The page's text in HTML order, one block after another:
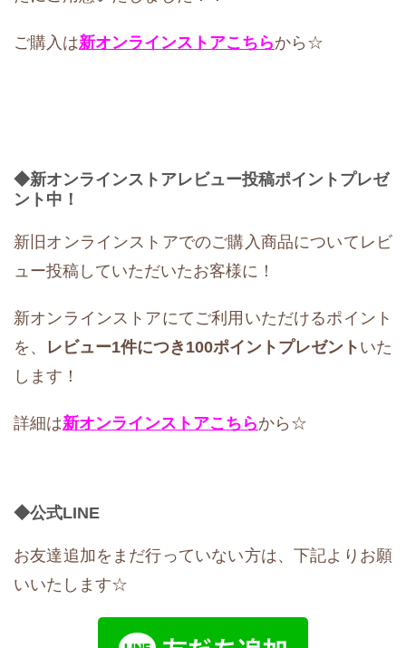
ご購入は新オンラインストアこちらから☆
◆新オンラインストアレビュー投稿ポイントプレゼ
ント中！
新旧オンラインストアでのご購入商品についてレビ
ュー投稿していただいたお客様に！
新オンラインストアにてご利用いただけるポイント
を、 レビュー1件につき100ポイントプレゼント いた
します！
詳細は新オンラインストアこちらから☆
◆公式LINE
お友達追加をまだ行っていない方は、下記よりお願
いいたします☆